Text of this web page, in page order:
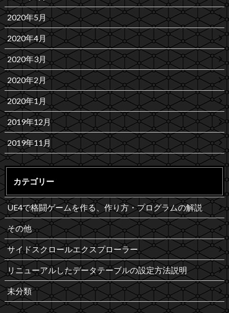
2020年5月
2020年4月
2020年3月
2020年2月
2020年1月
2019年12月
2019年11月
カテゴリー
UE4で格闘ゲームを作る、作り方・プログラムの解説
その他
サイドスクロールエクスプローラー
リニューアルしたデータテーブルの設定方法説明
未分類